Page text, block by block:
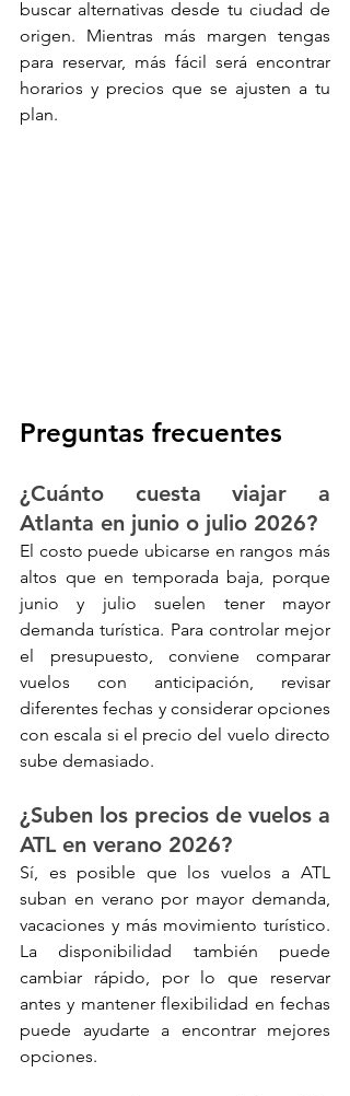
buscar alternativas desde tu ciudad de
origen. Mientras más margen tengas
para reservar, más fácil será encontrar
horarios y precios que se ajusten a tu
plan.
Preguntas frecuentes
¿Cuánto cuesta viajar a
Atlanta en junio o julio 2026?
El costo puede ubicarse en rangos más
altos que en temporada baja, porque
junio y julio suelen tener mayor
demanda turística. Para controlar mejor
el presupuesto, conviene comparar
vuelos con anticipación, revisar
diferentes fechas y considerar opciones
con escala si el precio del vuelo directo
sube demasiado.
¿Suben los precios de vuelos a
ATL en verano 2026?
Sí, es posible que los vuelos a ATL
suban en verano por mayor demanda,
vacaciones y más movimiento turístico.
La disponibilidad también puede
cambiar rápido, por lo que reservar
antes y mantener flexibilidad en fechas
puede ayudarte a encontrar mejores
opciones.